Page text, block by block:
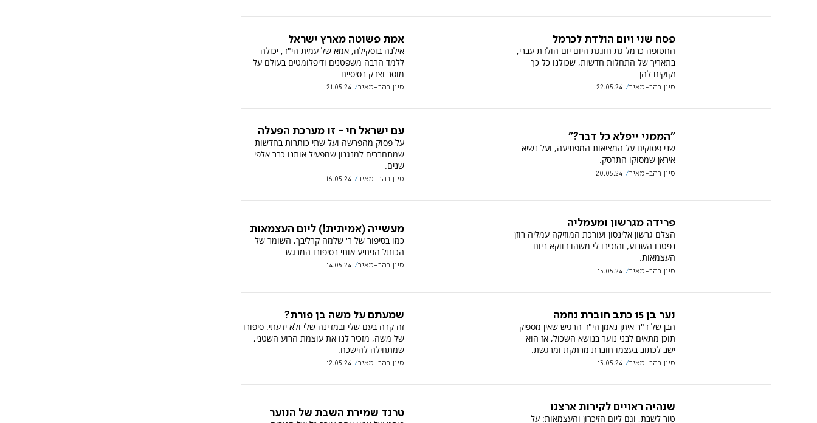
פסח שני ויום הולדת לכרמל
החטופה כרמל גת חוגגת היום יום הולדת עברי,
בתאריך של התחלות חדשות, שכולנו כל כך
זקוקים להן
סיון רהב-מאיר 22.05.24
אמת פשוטה מארץ ישראל
אילנה בוסקילה, אמא של עמית הי"ד, יכולה
ללמד הרבה משפטנים ודיפלומטים בעולם על
מוסר וצדק בסיסיים
סיון רהב-מאיר 21.05.24
"הממני ייפלא כל דבר?"
שני פסוקים על המציאות המפתיעה, ועל נשיא
איראן שמסוקו התרסק.
סיון רהב-מאיר 20.05.24
עם ישראל חי - זו מערכת הפעלה
על פסוק מהפרשה ועל שתי כותרות בחדשות
שמתחברים למנגנון שמפעיל אותנו כבר אלפי
שנים.
סיון רהב-מאיר 16.05.24
פרידה מגרשון ומעמליה
הצלם גרשון אלינסון ועורכת המוזיקה עמליה רוזן
נפטרו השבוע, והזכירו לי משהו דווקא ביום
העצמאות.
סיון רהב-מאיר 15.05.24
מעשייה (אמיתית!) ליום העצמאות
כמו בסיפור של ר' שלמה קרליבך, השומר של
הכותל הפתיע אותי בסיפורו המרגש
סיון רהב-מאיר 14.05.24
נער בן 15 כתב חוברת נחמה
הבן של ד"ר איתן נאמן הי"ד הרגיש שאין מספיק
תוכן מתאים לבני נוער בנושא השכול, אז הוא
ישב לכתוב בעצמו חוברת מרתקת ומרגשת.
סיון רהב-מאיר 13.05.24
שמעתם על משה בן פורת?
זה קרה בעם שלי ובמדינה שלי ולא ידעתי. סיפורו
של משה, מזכיר לנו את עוצמת הרוע השטני,
שמתחילה להישכח.
סיון רהב-מאיר 12.05.24
שנהיה ראויים לקירות ארצנו
טור לשבת, וגם ליום הזיכרון והעצמאות: על
טרנד שמירת השבת של הנוער